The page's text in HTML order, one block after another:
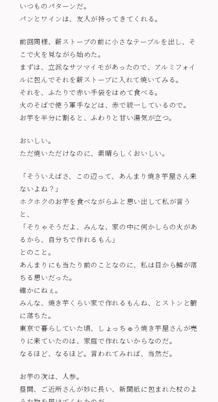
いつものパターンだ。
パンとワインは、友人が持ってきてくれる。
前回同様、薪ストーブの前に小さなテーブルを出し、そ
こで火を見ながら始めた。
まずは、立派なサツマイモがあったので、アルミフォイ
ルに包んでそれを薪ストーブに入れて焼いてみる。
それを、ふたりで赤い手袋をはめて食べる。
火のそばで使う軍手などは、赤で統一しているので。
お芋を半分に割ると、ふわりと甘い湯気が立つ。
おいしい。
ただ焼いただけなのに、素晴らしくおいしい。
「そういえばさ、この辺って、あんまり焼き芋屋さん来
ないよね？」
ホクホクのお芋を食べながらふと思い出して私が言う
と、
「そりゃそうだよ、みんな、家の中に何かしらの火があ
るから、自分ちで作れるもん」
とのこと。
あんまりにも当たり前のことなのに、私は目から鱗が落
ちる思いだった。
確かにねぇ。
みんな、焼き芋くらい家で作れるもんね、とストンと腑
に落ちた。
東京で暮らしていた頃、しょっちゅう焼き芋屋さんが売
りに来ていたのは、家庭で作れないからなのだ。
なるほど、なるほど。言われてみれば、当然だ。
お芋の次は、人参。
昼間、ご近所さんが妙に長い、新聞紙に包まれた杖のよ